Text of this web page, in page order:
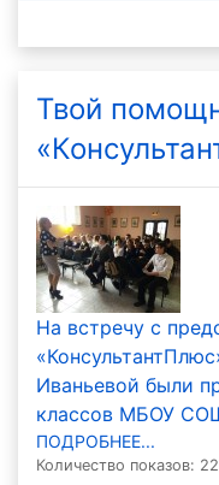
Твой
На встречу с
Иваньевой были
классов МБОУ
ПОДРОБНЕЕ...
Количество показов: